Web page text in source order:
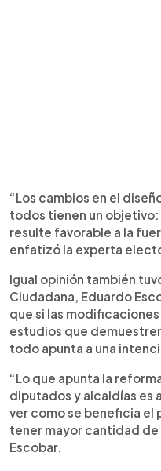
“Los cambios en el
todos tienen un
resulte favorable a la
enfatizó la experta
Igual opinión también
Ciudadana, Eduardo
que si las
estudios que
todo apunta a una
“Lo que apunta la
diputados y alcaldías es
ver como se beneficia el
tener mayor cantidad
Escobar.